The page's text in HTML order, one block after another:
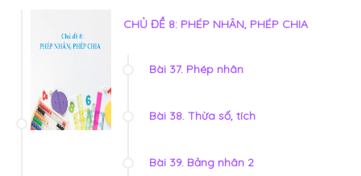
CHỦ ĐỀ 8: PHÉP NHÂN, PHÉP CHIA
Bài 37. Phép nhân
Bài 38. Thừa số, tích
Bài 39. Bảng nhân 2